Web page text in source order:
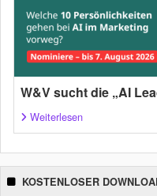
W&V sucht die „AI
Weiterlesen
KOSTENLOSER